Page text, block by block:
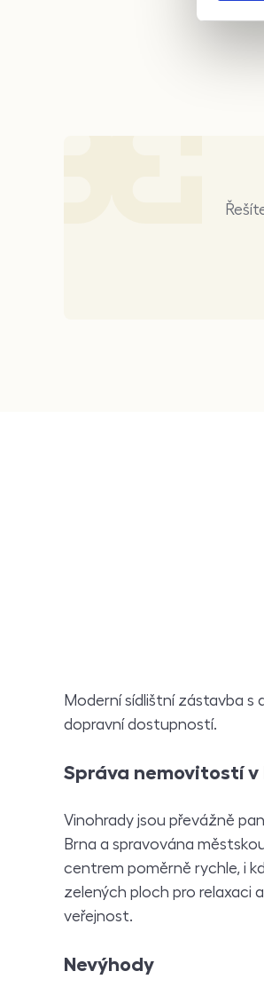
Moderní sídlištní zástavba s
dopravní dostupností.
Správa nemovitostí v
Vinohrady jsou převážně
Brna a spravována
centrem poměrně rychle, i
zelených ploch pro relaxaci
veřejnost.
Nevýhody